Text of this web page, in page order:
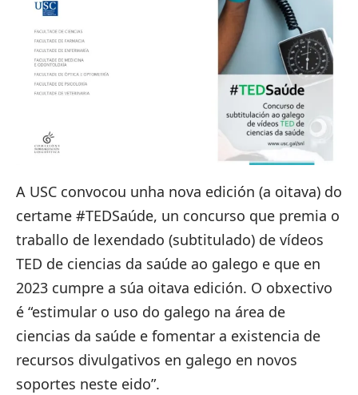
A USC convocou unha nova edición (a oitava) do
certame #TEDSaúde, un concurso que premia o
traballo de lexendado (subtitulado) de vídeos
TED de ciencias da saúde ao galego e que en
2023 cumpre a súa oitava edición. O obxectivo
é “estimular o uso do galego na área de
ciencias da saúde e fomentar a existencia de
recursos divulgativos en galego en novos
soportes neste eido”.